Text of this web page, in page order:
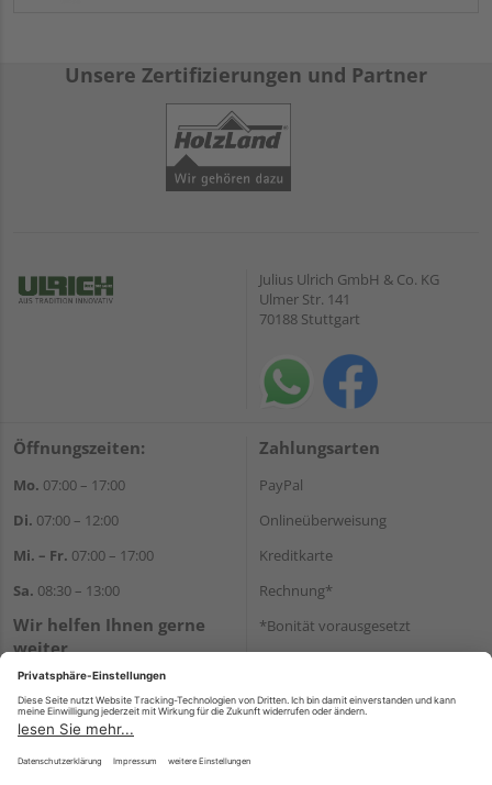
Unsere Zertifizierungen und Partner
Julius Ulrich GmbH & Co. KG
Ulmer Str. 141
70188 Stuttgart
Öffnungszeiten:
Mo. 07:00 – 17:00
Di. 07:00 – 12:00
Mi. – Fr. 07:00 – 17:00
Sa. 08:30 – 13:00
Wir helfen Ihnen gerne
weiter
Tel.:+49 711 168520
WhatsApp
Zahlungsarten
PayPal
Onlineüberweisung
Kreditkarte
Rechnung*
*Bonität vorausgesetzt
Versand